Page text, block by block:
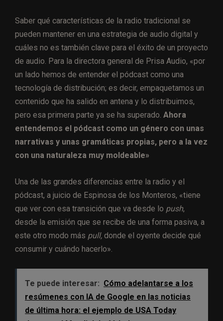
Saber qué características de la radio tradicional se
pueden mantener en una estrategia de audio digital y
cuáles no es también clave para el éxito de un proyecto
de audio. Para la directora general de Prisa Audio, «por
un lado hemos de entender el pódcast como una
tecnología de distribución; es decir, empaquetamos un
contenido que ha salido en antena y lo distribuimos,
pero esa primera parte ya se ha superado. Ahora
entendemos el pódcast como un género con unas
narrativas y unas gramáticas propias, pero a la vez
con una naturaleza muy moldeable»
Una de las grandes diferencias entre la radio y el
pódcast, a juicio de Espinosa de los Monteros, «tiene
que ver con esa transición que va desde lo push,
desde la emisión que se recibe de una forma pasiva, a
este otro modo más pull, donde el oyente decide qué
consumir y cuándo hacerlo».
Te puede interesar: Cómo adelantarse a los
resúmenes con IA de Google en las noticias
de última hora: el ejemplo de USA Today